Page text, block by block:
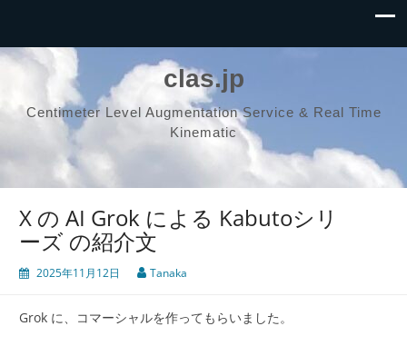
clas.jp
Centimeter Level Augmentation Service & Real Time
Kinematic
X の AI Grok による Kabutoシリ
ーズ の紹介文
2025年11月12日 Tanaka
Grok に、コマーシャルを作ってもらいました。